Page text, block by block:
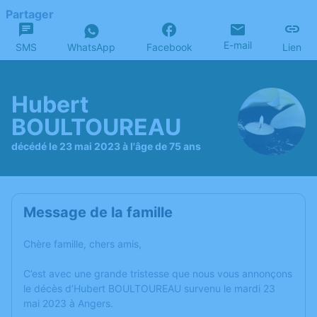
Partager
SMS WhatsApp Facebook E-mail Lien
Hubert
BOULTOUREAU
décédé le 23 mai 2023 à l'âge de 75 ans
Message de la famille
Chère famille, chers amis,
C’est avec une grande tristesse que nous vous annonçons
le décès d’Hubert BOULTOUREAU survenu le mardi 23
mai 2023 à Angers.